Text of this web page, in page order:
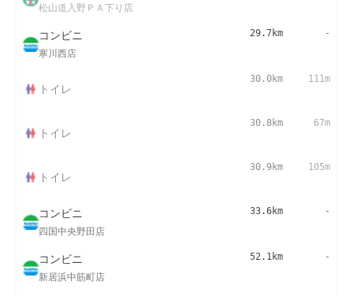
松山道入野ＰＡ下り店
コンビニ
寒川西店
29.7km -
トイレ
30.0km 111m
トイレ
30.8km 67m
トイレ
30.9km 105m
コンビニ
四国中央野田店
33.6km -
コンビニ
新居浜中筋町店
52.1km -